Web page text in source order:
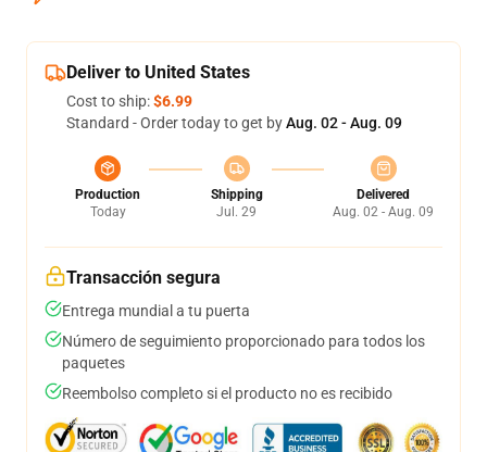
Deliver to United States
Cost to ship:$6.99
Standard - Order today to get byAug. 02 - Aug. 09
Production
Today
Shipping
Jul. 29
Delivered
Aug. 02 - Aug. 09
Transacción segura
Entrega mundial a tu puerta
Número de seguimiento proporcionado para todos los
paquetes
Reembolso completo si el producto no es recibido